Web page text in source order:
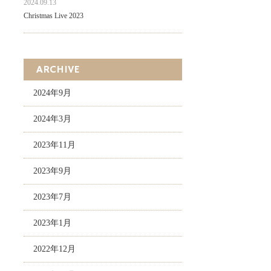
2024.09.13
Christmas Live 2023
ARCHIVE
2024年9月
2024年3月
2023年11月
2023年9月
2023年7月
2023年1月
2022年12月